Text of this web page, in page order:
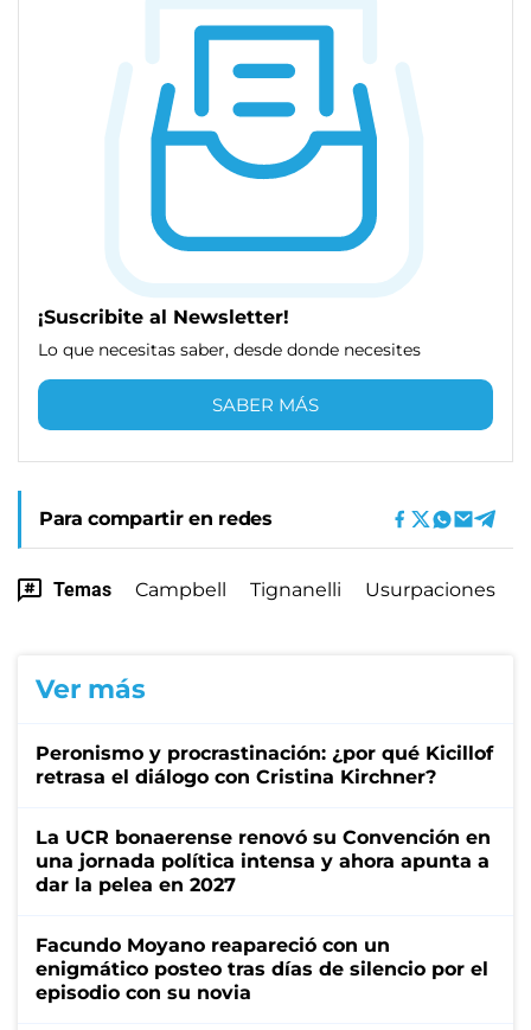
¡Suscribite al Newsletter!
Lo que necesitas saber, desde donde necesites
SABER MÁS
Para compartir en redes
Temas Campbell Tignanelli Usurpaciones
Ver más
Peronismo y procrastinación: ¿por qué Kicillof
retrasa el diálogo con Cristina Kirchner?
La UCR bonaerense renovó su Convención en
una jornada política intensa y ahora apunta a
dar la pelea en 2027
Facundo Moyano reapareció con un
enigmático posteo tras días de silencio por el
episodio con su novia